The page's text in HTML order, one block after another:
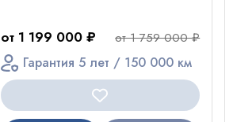
от 1 199 000 ₽ от 1 759 000 ₽
Гарантия 5 лет / 150 000 км